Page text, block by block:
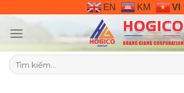
content
EN KM VI
Tìm
kiếm: